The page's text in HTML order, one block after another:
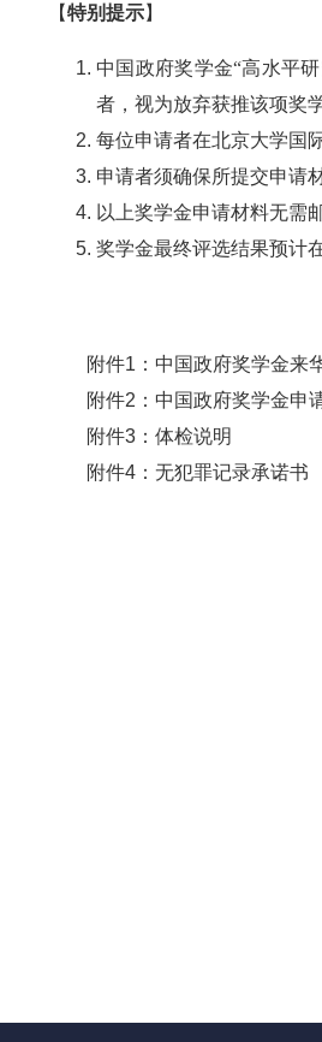
【特别提示】
中国政府奖学金“高水平
者，视为放弃获推该项奖学
每位申请者在北京大学国
申请者须确保所提交申请
以上奖学金申请材料无需
奖学金最终评选结果预计
附件1：中国政府奖学金来
附件2：中国政府奖学金申
附件3：体检说明
附件4：无犯罪记录承诺书